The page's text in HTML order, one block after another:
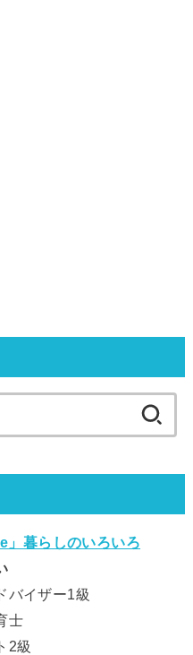
:
」暮らしのいろいろ
バイザー1級
士
2級